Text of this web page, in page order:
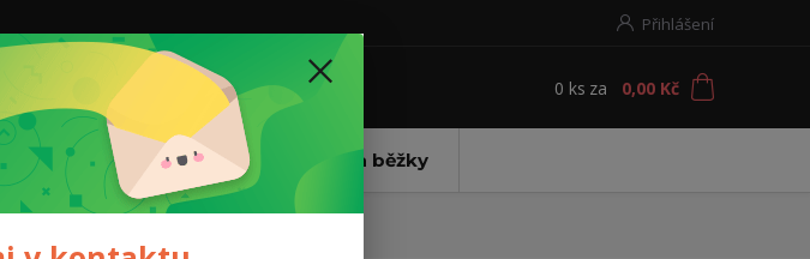
Přihlášení
Hledat 0 ks za 0,00 Kč
HOBBY TEAM Oblečení Bezva běžky